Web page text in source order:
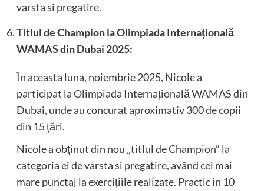
varsta si pregatire.
Titlul de Champion la Olimpiada Internațională
WAMAS din Dubai 2025:
În aceasta luna, noiembrie 2025, Nicole a
participat la Olimpiada Internațională WAMAS din
Dubai, unde au concurat aproximativ 300 de copii
din 15 țări.
Nicole a obținut din nou „titlul de Champion” la
categoria ei de varsta si pregatire, având cel mai
mare punctaj la exercițiile realizate. Practic in 10